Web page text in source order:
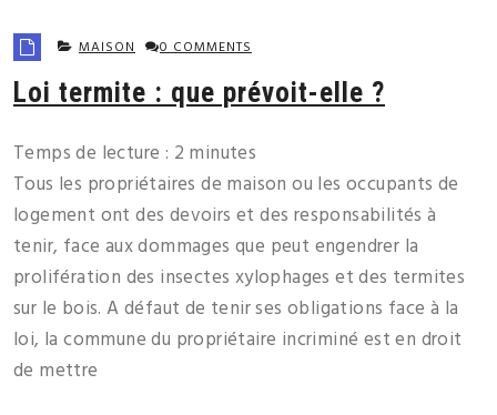
MAISON 0 COMMENTS
Loi termite : que prévoit-elle ?
Temps de lecture : 2 minutes
Tous les propriétaires de maison ou les occupants de
logement ont des devoirs et des responsabilités à
tenir, face aux dommages que peut engendrer la
prolifération des insectes xylophages et des termites
sur le bois. A défaut de tenir ses obligations face à la
loi, la commune du propriétaire incriminé est en droit
de mettre